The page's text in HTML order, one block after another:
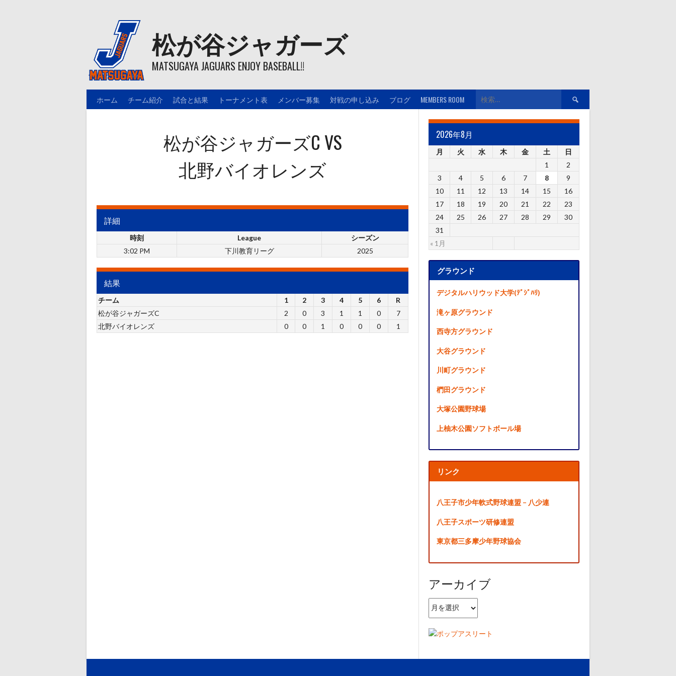
松が谷ジャガーズ
MATSUGAYA JAGUARS ENJOY BASEBALL!!
ホーム チーム紹介 試合と結果 トーナメント表 メンバー募集 対戦の申し込み ブログ MEMBERS ROOM
索:
松が谷ジャガーズC VS
北野バイオレンズ
詳細
時刻 League
シーズン
3:02 PM
下川教育リーグ 2025
結果
チーム 1 2 3 4 5 6
R
松が谷ジャガーズC
2 0 3 1 1 0
7
北野バイオレンズ
0 0 1 0 0 0 1
2026年8月
月 火 水 木 金 土 日
« 1月
1
2
3
4 5 6 7 8
9
10
11 12 13 14 15
16
17
18 19 20 21 22
23
24
25 26 27 28 29
30
31
グラウンド
デジタルハリウッド大学(ﾃﾞｼﾞﾊﾘ)
滝ヶ原グラウンド
西寺方グラウンド
大谷グラウンド
川町グラウンド
椚田グラウンド
大塚公園野球場
上柚木公園ソフトボール場
リンク
八王子市少年軟式野球連盟 – 八少連
八王子スポーツ研修連盟
東京都三多摩少年野球協会
アーカイブ
ア
ー
イ